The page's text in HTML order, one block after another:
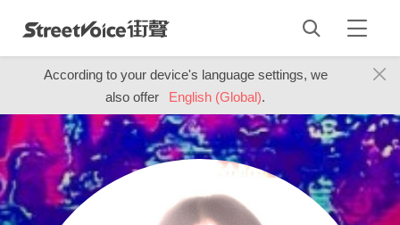
According to your device's language settings, we
also offer
English (Global).